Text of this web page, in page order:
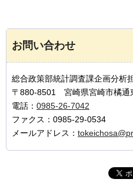
お問い合わせ
総合政策部統計調査課企画分析
〒880-8501 宮崎県宮崎市橘通
電話： 0985-26-7042
ファクス：0985-29-0534
メールアドレス：